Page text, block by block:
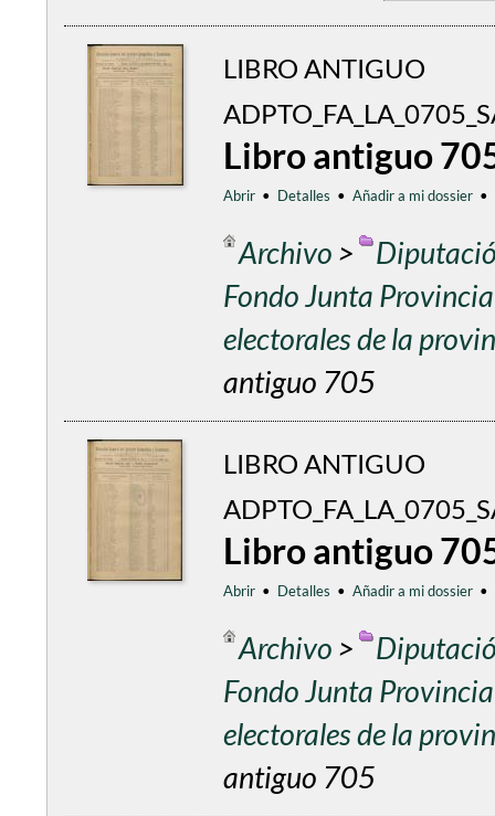
LIBRO ANTIGUO
Libro antiguo
Abrir • Detalles • Añadir a mi dossier •
Archivo >
Fondo Junta
electorales de la
antiguo 705
LIBRO ANTIGUO
Libro antiguo
Abrir • Detalles • Añadir a mi dossier •
Archivo >
Fondo Junta
electorales de la
antiguo 705